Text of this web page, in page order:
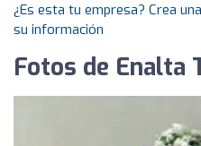
¿Es esta tu empresa? Crea
su información
Fotos de Enalta